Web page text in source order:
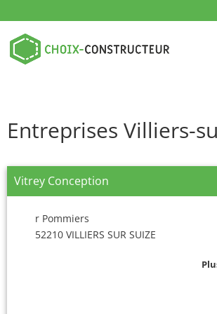
Entreprises Villiers-
Vitrey Conception
r Pommiers
52210 VILLIERS SUR SUIZE